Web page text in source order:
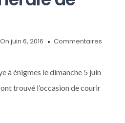
On juin 6, 2016
Commentaires
à énigmes le dimanche 5 juin
trouvé l’occasion de courir